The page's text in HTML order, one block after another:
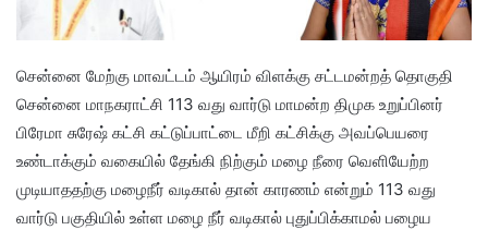
சென்னை மேற்கு மாவட்டம் ஆயிரம் விளக்கு சட்டமன்றத் தொகுதி
சென்னை மாநகராட்சி 113 வது வார்டு மாமன்ற திமுக உறுப்பினர்
பிரேமா சுரேஷ் கட்சி கட்டுப்பாட்டை மீறி கட்சிக்கு அவப்பெயரை
உண்டாக்கும் வகையில் தேங்கி நிற்கும் மழை நீரை வெளியேற்ற
முடியாததற்கு மழைநீர் வடிகால் தான் காரணம் என்றும் 113 வது
வார்டு பகுதியில் உள்ள மழை நீர் வடிகால் புதுப்பிக்காமல் பழைய